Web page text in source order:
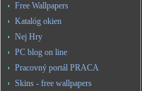
Free Wallpapers
Katalóg okien
Nej Hry
PC blog on line
Pracovný portál PRACA
Skins - free wallpapers